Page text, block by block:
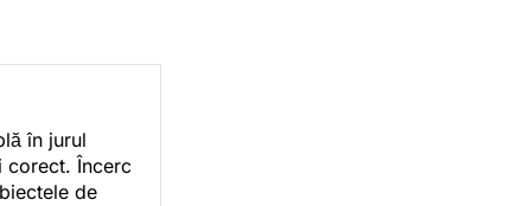
în jurul
corect. Încerc
de